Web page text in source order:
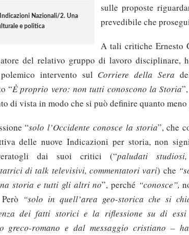
Nazionali/2. Una
e politica
sulle proposte
prevedibile che
A tali critiche Ernesto
del relativo gruppo di lavoro disciplinare,
intervento sul Corriere della Sera
“È proprio vero: non tutti conoscono la Storia
di vista in modo che si può definire quanto
“solo l’Occidente conosce la storia”, che
delle nuove Indicazioni per storia, non
dai suoi critici (“paludati
di talk televisivi, commentatori vari) che
storia e tutti gli altri no”, perché “conosce”,
Però “solo in quell’area geo-storica che si
dei fatti storici e la riflessione su di
greco-romano e dal messaggio cristiano –